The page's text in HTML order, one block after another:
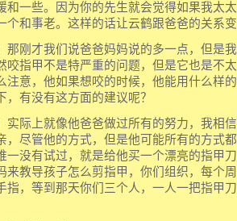
和一些。因为你的先生就会觉得如果我太
个和事老。这样的话让云鹤跟爸爸的关系
刚才我们说爸爸妈妈说的多一点，但是我
咬指甲不是特严重的问题，但是它也是不
注意，他如果想咬的时候，他能用什么样
，有没有这方面的建议呢？
际上就像他爸爸做过所有的努力，我相信
，尽管他的方式，但是他可能所有的方式
一没有试过，就是给他买一个漂亮的指甲
来教导孩子怎么剪指甲，你们组织，每个
指，等到那天你们三个人，一人一把指甲